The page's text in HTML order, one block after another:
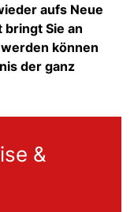
aufs Neue
Sie an
können
der ganz
&